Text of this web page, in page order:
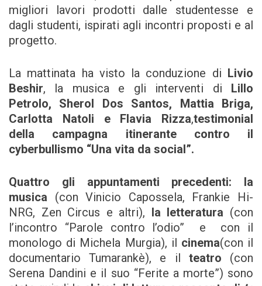
migliori lavori prodotti dalle studentesse e
dagli studenti, ispirati agli incontri proposti e al
progetto.
La mattinata ha visto la conduzione di Livio
Beshir, la musica e gli interventi di Lillo
Petrolo, Sherol Dos Santos, Mattia Briga,
Carlotta Natoli e Flavia Rizza,testimonial
della campagna itinerante contro il
cyberbullismo “Una vita da social”.
Quattro gli appuntamenti precedenti: la
musica (con Vinicio Capossela, Frankie Hi-
NRG, Zen Circus e altri), la letteratura (con
l’incontro “Parole contro l’odio” e con il
monologo di Michela Murgia), il cinema(con il
documentario Tumarankè), e il teatro (con
Serena Dandini e il suo “Ferite a morte”) sono